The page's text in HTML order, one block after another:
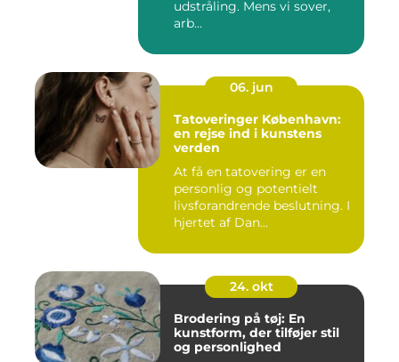
udstråling. Mens vi sover,
arb...
06. jun
Tatoveringer København:
en rejse ind i kunstens
verden
At få en tatovering er en
personlig og potentielt
livsforandrende beslutning. I
hjertet af Dan...
24. okt
Brodering på tøj: En
kunstform, der tilføjer stil
og personlighed